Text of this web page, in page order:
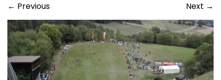
← Previous Next →